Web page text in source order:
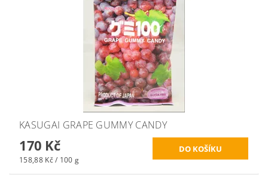
KASUGAI GRAPE GUMMY CANDY
170 Kč
158,88 Kč / 100 g